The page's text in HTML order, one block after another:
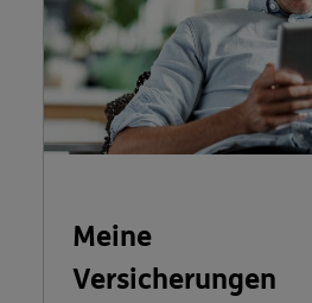
Meine
Versicherungen